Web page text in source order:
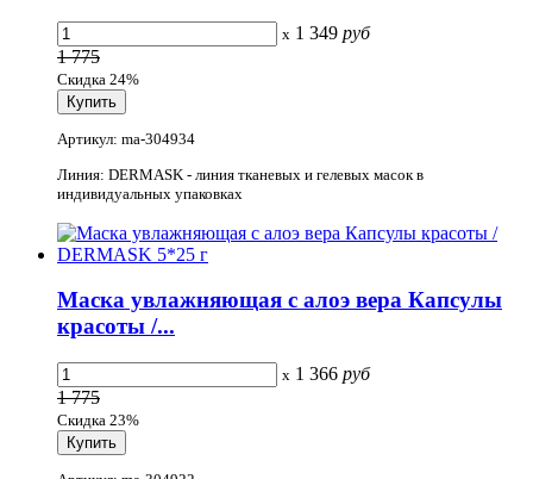
x 1 349 руб
1 775
Скидка 24%
Артикул: ma-304934
Линия: DERMASK - линия тканевых и гелевых масок в
индивидуальных упаковках
Маска увлажняющая с алоэ вера Капсулы
красоты /...
x 1 366 руб
1 775
Скидка 23%